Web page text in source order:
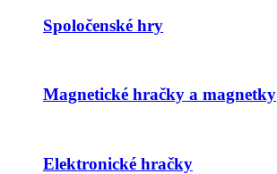
Spoločenské hry
Magnetické hračky a magnetky
Elektronické hračky